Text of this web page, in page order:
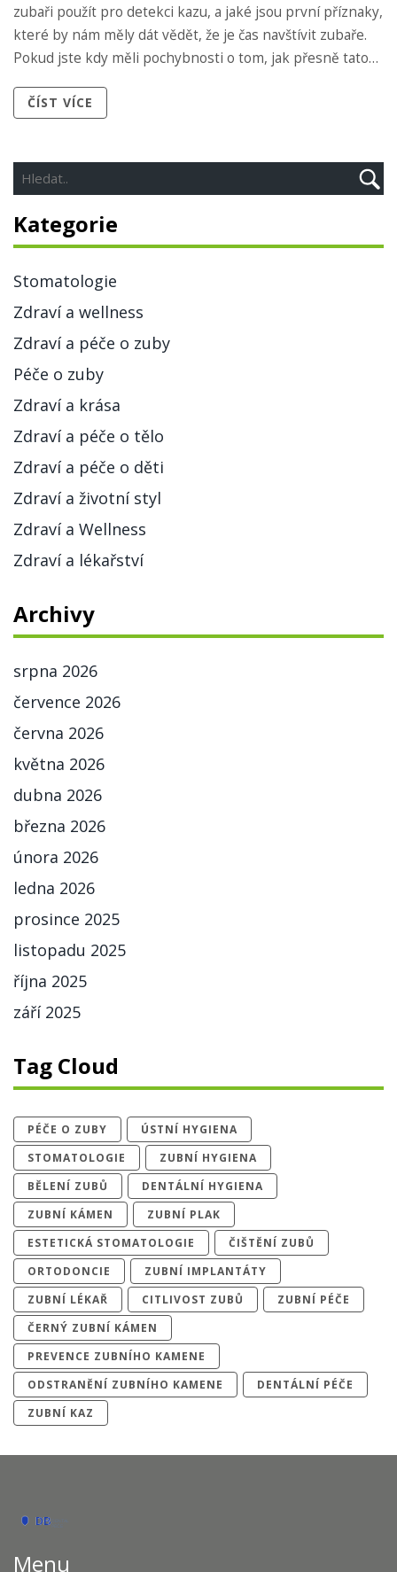
zubaři použít pro detekci kazu, a jaké jsou první příznaky,
které by nám měly dát vědět, že je čas navštívit zubaře.
Pokud jste kdy měli pochybnosti o tom, jak přesně tato
mně a naučíme se společně více o péči o naše zuby.
ČÍST VÍCE
Kategorie
Stomatologie
Zdraví a wellness
Zdraví a péče o zuby
Péče o zuby
Zdraví a krása
Zdraví a péče o tělo
Zdraví a péče o děti
Zdraví a životní styl
Zdraví a Wellness
Zdraví a lékařství
Archivy
srpna 2026
července 2026
června 2026
května 2026
dubna 2026
března 2026
února 2026
ledna 2026
prosince 2025
listopadu 2025
října 2025
září 2025
Tag Cloud
PÉČE O ZUBY
ÚSTNÍ HYGIENA
STOMATOLOGIE
ZUBNÍ HYGIENA
BĚLENÍ ZUBŮ
DENTÁLNÍ HYGIENA
ZUBNÍ KÁMEN
ZUBNÍ PLAK
ESTETICKÁ STOMATOLOGIE
ČIŠTĚNÍ ZUBŮ
ORTODONCIE
ZUBNÍ IMPLANTÁTY
ZUBNÍ LÉKAŘ
CITLIVOST ZUBŮ
ZUBNÍ PÉČE
ČERNÝ ZUBNÍ KÁMEN
PREVENCE ZUBNÍHO KAMENE
ODSTRANĚNÍ ZUBNÍHO KAMENE
DENTÁLNÍ PÉČE
ZUBNÍ KAZ
Menu